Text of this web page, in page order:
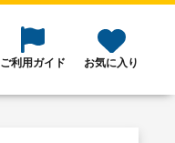
ご利用ガイド お気に入り